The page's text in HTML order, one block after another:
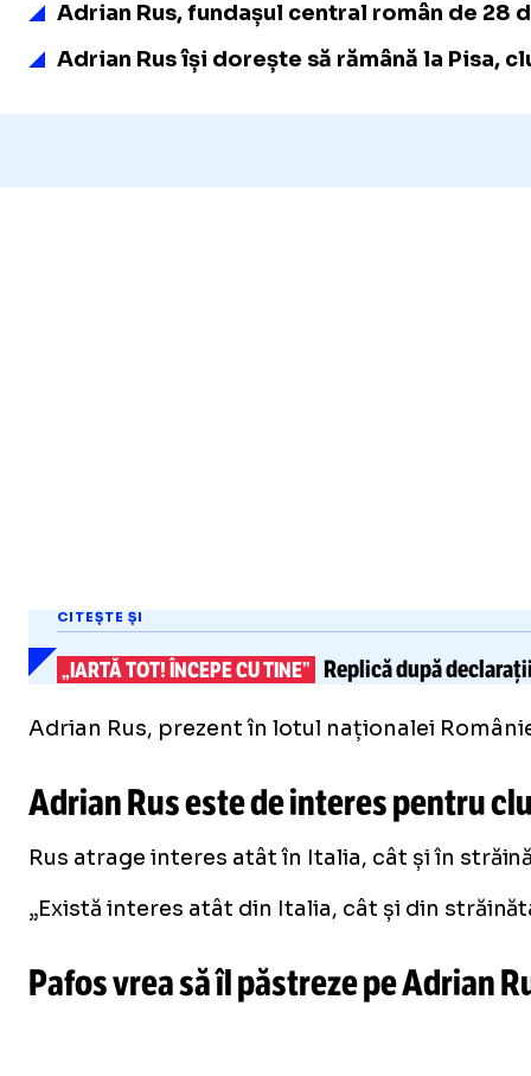
Adrian Rus, fundașul central român de 28
Adrian Rus își dorește să rămână la Pisa,
CITEȘTE ȘI
„IARTĂ TOT! ÎNCEPE CU TINE” Replică după
Adrian Rus, prezent în lotul naționalei
Adrian Rus este de interes pentru
Rus atrage interes atât în Italia, cât și în
„Există interes atât din Italia, cât și din
Pafos vrea să îl păstreze pe Adrian